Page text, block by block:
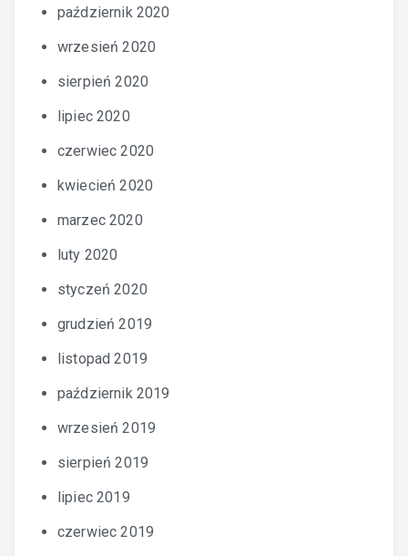
październik 2020
wrzesień 2020
sierpień 2020
lipiec 2020
czerwiec 2020
kwiecień 2020
marzec 2020
luty 2020
styczeń 2020
grudzień 2019
listopad 2019
październik 2019
wrzesień 2019
sierpień 2019
lipiec 2019
czerwiec 2019